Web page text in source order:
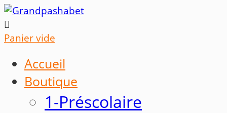

Panier vide
Accueil
Boutique
1-Préscolaire